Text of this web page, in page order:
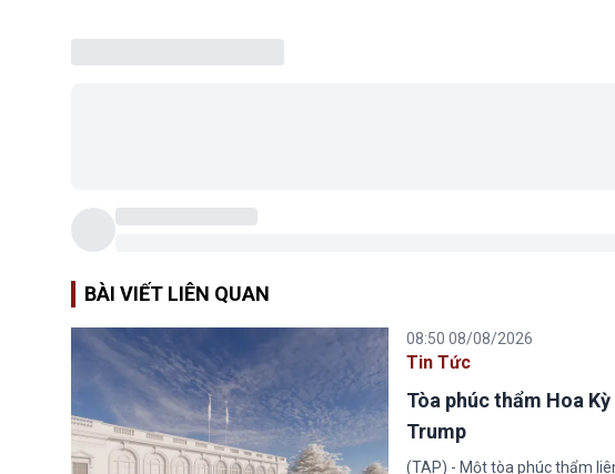
BÀI VIẾT LIÊN QUAN
08:50 08/08/2026
Tin Tức
Tòa phúc thẩm Hoa
Trump
(TAP) - Một tòa phúc thẩm